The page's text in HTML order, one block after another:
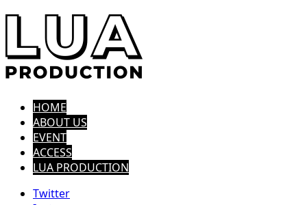
HOME
ABOUT US
EVENT
ACCESS
LUA PRODUCTION
Twitter